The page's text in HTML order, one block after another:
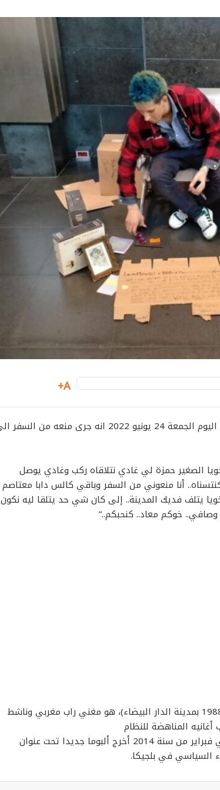
A+
أعلن مغني الراب معاد بلغوات الملقب الحاقد مساء اليوم الجمعة 24 يونيو 2022 انه جرى منعه من
الصغير حمزة لي غادي نتلاقاه ركب وغادي يوصل
أنا منعوني من السفر وباقي كالس دابا معتاصم
يتلف فديك المدينة.. إلى كان شي حد يتلقا ليه نكون
خوكم معاد.. كنحبكم..”
معاذ بلغوات الشهير باسمه الفني الحاقد (مواليد 1988 بمدينة الدار البيضاء)، هو مغني راب مغربي وناشط
بعد سنتين قضاهما سجنا، أفرج عنه سنة 2013 وفي فبراير من سنة 2014 أخرج ألبوما جديدا تحت عنوان
السياسي في بلجيكا.